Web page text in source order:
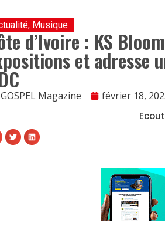
, Musique
d’Ivoire : KS
et adresse
Magazine février 18,